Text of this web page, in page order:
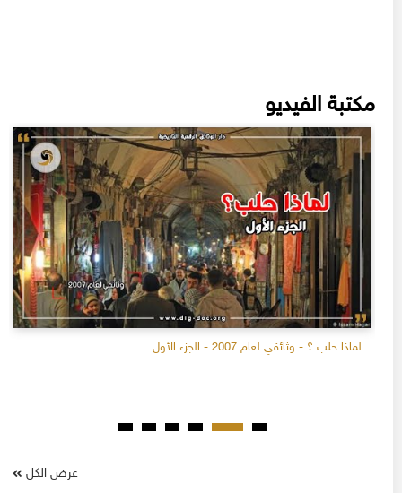
مكتبة الفيديو
لماذا حلب ؟ - وثائقي لعام 2007 - الجزء الأول
عرض الكل